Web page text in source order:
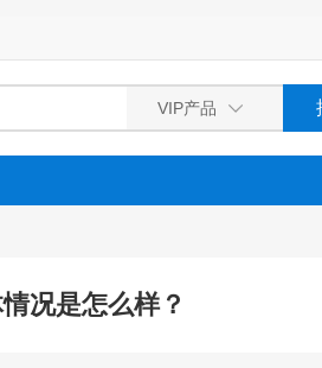
况是怎么样？